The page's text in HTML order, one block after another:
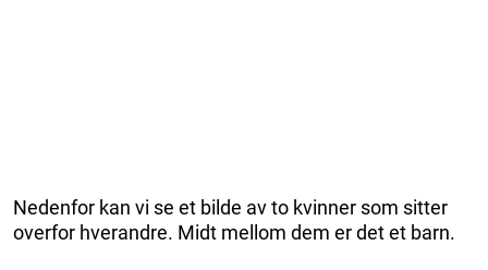
Nedenfor kan vi se et bilde av to kvinner som sitter
overfor hverandre. Midt mellom dem er det et barn.